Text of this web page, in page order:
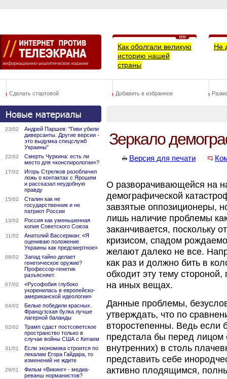
Как оболгали великую
историю нашей
страны
Не
Сделать стартовой Добавить в избранное
23/02
Андрей Паршев: "Гиви убили
диверсанты. Другие версии -
это выдумка спецслужб
Украины"
22/02
Смерть Чуркина: есть ли
место для «конспирологии»?
17/02
Игорь Стрелков разоблачил
ложь о контактах с Ярошем
и рассказал неудобную
правду
15/02
Сталин как не
государственник и не
патриот России
13/02
Россия как уменьшенная
копия Советского Союза
11/02
Анатолий Вассерман: «Я
оцениваю положение
Украины как предсмертное»
08/02
Запад тайно делает
генетическое оружие?
Профессор-генетик
разъясняет.
07/02
«Русофобия глубоко
укоренилась в европейско-
американской идеологии»
04/02
Белые победили красных.
Французская булка лучше
лагерной баланды
02/02
Трамп сдаст постсоветское
пространство только в
случае войны США с Китаем
31/01
Если экономика строится по
лекалам Егора Гайдара, то
изменений не ждите
29/01
Фильм «Викинг» - медиа-
реванш норманистов?
Зеркало
Версия для печати
О разворачивающейся на
демографической
завзятые оппозиционеры,
лишь наличие проблемы
заканчивается, поскольку
кризисом, спадом
желают далеко не все.
как раз и должно бить в
обходит эту тему
на иных вещах.
Данные проблемы,
утверждать, что по
второстепенны. Ведь если
предстала бы перед лицом
внутренних) в столь
представить себе
активно плодящимся,